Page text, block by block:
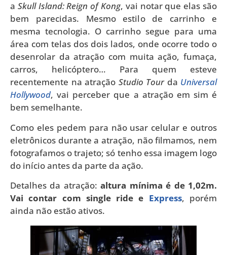
a Skull Island: Reign of Kong, vai notar que elas são
bem parecidas. Mesmo estilo de carrinho e
mesma tecnologia. O carrinho segue para uma
área com telas dos dois lados, onde ocorre todo o
desenrolar da atração com muita ação, fumaça,
carros, helicóptero… Para quem esteve
recentemente na atração Studio Tourda Universal
Hollywood, vai perceber que a atração em sim é
bem semelhante.
Como eles pedem para não usar celular e outros
eletrônicos durante a atração, não filmamos, nem
fotografamos o trajeto; só tenho essa imagem logo
do início antes da parte da ação.
Detalhes da atração:altura mínima é de 1,02m.
Vai contar com single ride e Express, porém
ainda não estão ativos.